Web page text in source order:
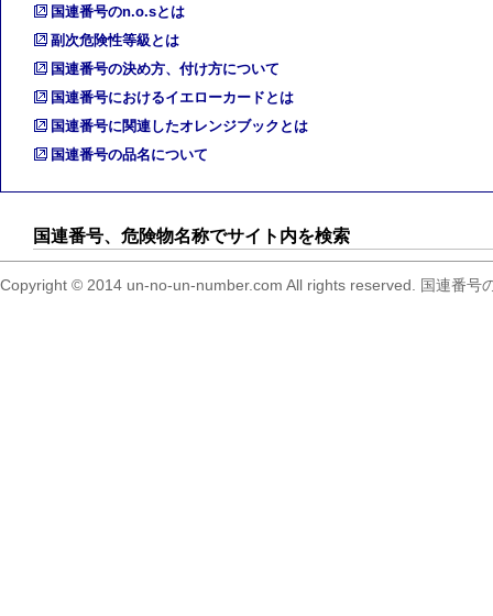
国連番号のn.o.sとは
副次危険性等級とは
国連番号の決め方、付け方について
国連番号におけるイエローカードとは
国連番号に関連したオレンジブックとは
国連番号の品名について
国連番号、危険物名称でサイト内を検索
Copyright © 2014 un-no-un-number.com All rights reserved. 国連番号